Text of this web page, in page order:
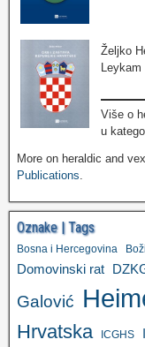
Željko
Više o
u
More on heraldic and
Publications.
Oznake | Tags
Bosna i Hercegovina
Domovinski rat
Galović
Hrvatska ICGHS